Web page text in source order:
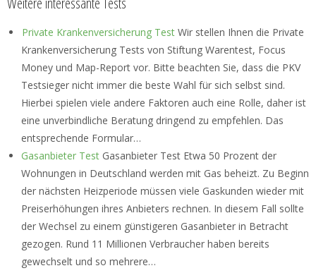
Private Krankenversicherung Test Wir stellen Ihnen die Private
Krankenversicherung Tests von Stiftung Warentest, Focus
Money und Map-Report vor. Bitte beachten Sie, dass die PKV
Testsieger nicht immer die beste Wahl für sich selbst sind.
Hierbei spielen viele andere Faktoren auch eine Rolle, daher ist
eine unverbindliche Beratung dringend zu empfehlen. Das
entsprechende Formular…
Gasanbieter Test Gasanbieter Test Etwa 50 Prozent der
Wohnungen in Deutschland werden mit Gas beheizt. Zu Beginn
der nächsten Heizperiode müssen viele Gaskunden wieder mit
Preiserhöhungen ihres Anbieters rechnen. In diesem Fall sollte
der Wechsel zu einem günstigeren Gasanbieter in Betracht
gezogen. Rund 11 Millionen Verbraucher haben bereits
gewechselt und so mehrere…